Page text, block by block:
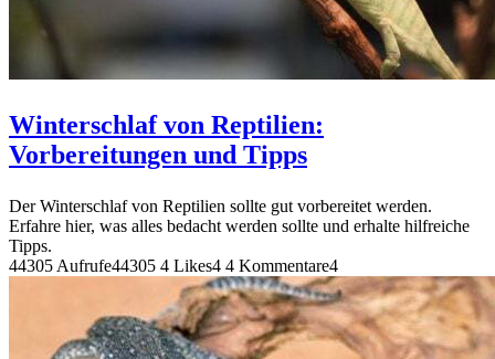
Winterschlaf von Reptilien:
Vorbereitungen und Tipps
Der Winterschlaf von Reptilien sollte gut vorbereitet werden.
Erfahre hier, was alles bedacht werden sollte und erhalte hilfreiche
Tipps.
44305 Aufrufe44305 4 Likes4 4 Kommentare4